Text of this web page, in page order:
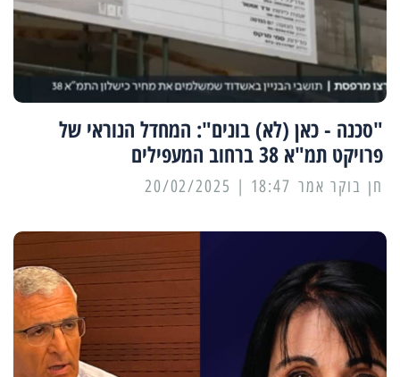
"סכנה - כאן (לא) בונים": המחדל הנוראי של
פרויקט תמ"א 38 ברחוב המעפילים
18:47 | 20/02/2025